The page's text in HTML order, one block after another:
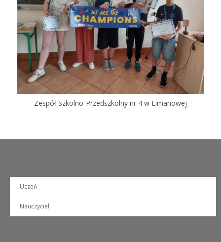
Zespół Szkolno-Przedszkolny nr 4 w Limanowej
Uczeń
Nauczyciel